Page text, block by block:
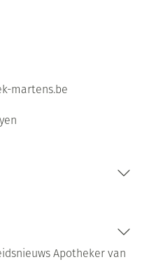
martens.be
Apotheker van